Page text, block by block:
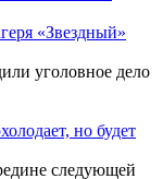
«Звездный»
уголовное дело
но будет
следующей